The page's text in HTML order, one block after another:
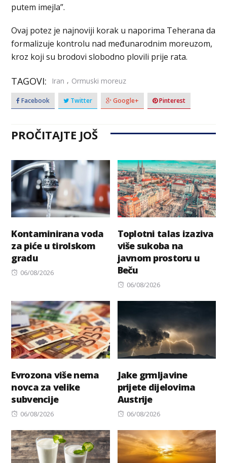
putem imejla”.
Ovaj potez je najnoviji korak u naporima Teherana da
formalizuje kontrolu nad međunarodnim moreuzom,
kroz koji su brodovi slobodno plovili prije rata.
TAGOVI: Iran , Ormuski moreuz
Facebook Twitter Google+ Pinterest
PROČITAJTE JOŠ
Kontaminirana voda
za piće u tirolskom
gradu
Posted
06/08/2026
Toplotni talas izaziva
više sukoba na
javnom prostoru u
Beču
Posted
06/08/2026
Evrozona više nema
novca za velike
subvencije
Posted
06/08/2026
Jake grmljavine
prijete dijelovima
Austrije
Posted
06/08/2026